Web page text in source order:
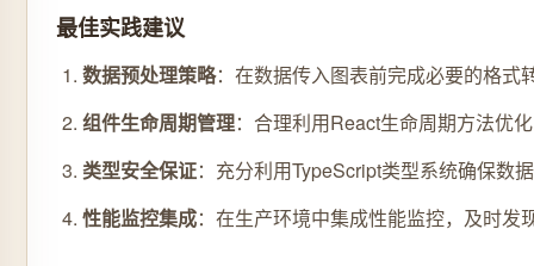
最佳实践建议
数据预处理策略：在数据传入图表前完成必要的格式
组件生命周期管理：合理利用React生命周期方法优
类型安全保证：充分利用TypeScript类型系统确保数
性能监控集成：在生产环境中集成性能监控，及时发